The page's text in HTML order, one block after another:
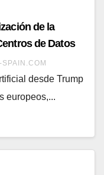
de la
de Datos
desde Trump
europeos,...